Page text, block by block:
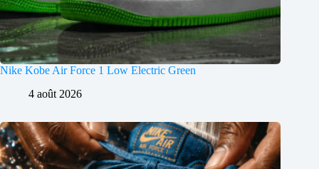
Nike Kobe Air Force 1 Low Electric Green
4 août 2026